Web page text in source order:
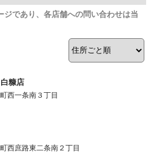
であり、各店舗への問い合わせは当
糠店
西一条南３丁目
西庶路東二条南２丁目